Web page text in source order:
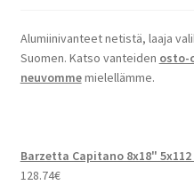
Alumiinivanteet netistä, laaja
Suomen. Katso vanteiden osto-
neuvommemielellämme.
Barzetta Capitano 8x18" 5x112
128.74€